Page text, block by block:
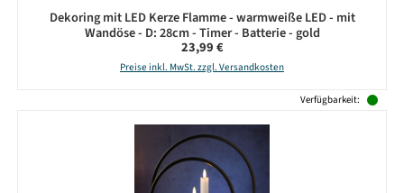
Dekoring mit LED Kerze Flamme - warmweiße LED - mit
Wandöse - D: 28cm - Timer - Batterie - gold
Regulärer Preis:
23,99 €
Preise inkl. MwSt. zzgl. Versandkosten
Verfügbarkeit: